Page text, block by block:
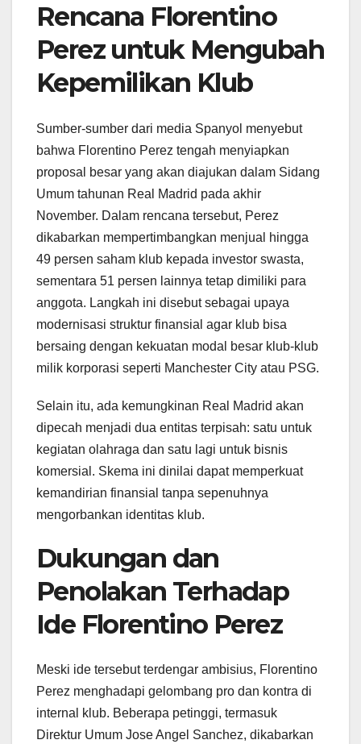
Rencana Florentino
Perez untuk Mengubah
Kepemilikan Klub
Sumber-sumber dari media Spanyol menyebut
bahwa Florentino Perez tengah menyiapkan
proposal besar yang akan diajukan dalam Sidang
Umum tahunan Real Madrid pada akhir
November. Dalam rencana tersebut, Perez
dikabarkan mempertimbangkan menjual hingga
49 persen saham klub kepada investor swasta,
sementara 51 persen lainnya tetap dimiliki para
anggota. Langkah ini disebut sebagai upaya
modernisasi struktur finansial agar klub bisa
bersaing dengan kekuatan modal besar klub-klub
milik korporasi seperti Manchester City atau PSG.
Selain itu, ada kemungkinan Real Madrid akan
dipecah menjadi dua entitas terpisah: satu untuk
kegiatan olahraga dan satu lagi untuk bisnis
komersial. Skema ini dinilai dapat memperkuat
kemandirian finansial tanpa sepenuhnya
mengorbankan identitas klub.
Dukungan dan
Penolakan Terhadap
Ide Florentino Perez
Meski ide tersebut terdengar ambisius, Florentino
Perez menghadapi gelombang pro dan kontra di
internal klub. Beberapa petinggi, termasuk
Direktur Umum Jose Angel Sanchez, dikabarkan